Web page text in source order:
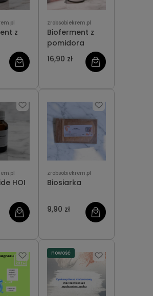
z
zrobsobiekrem.pl
Bioferment z
pomidora
16,90 zł
HOI
zrobsobiekrem.pl
Biosiarka
9,90 zł
nowość